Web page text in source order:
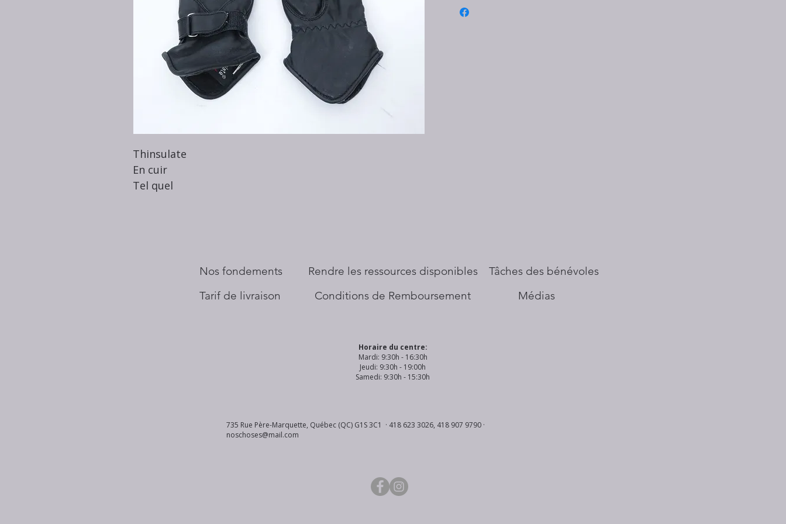
Thinsulate
En cuir
Tel quel
Nos fondements
Tarif de livraison
​Rendre les ressources disponibles
Conditions de Remboursement
Tâches des bénévoles
Médias
Horaire du centre:
Mardi: 9:30h - 16:30h
Jeudi: 9:30h - 19:00h
Samedi: 9:30h - 15:30h
735 Rue Père-Marquette, Québec (QC) G1S 3C1 · 418 623 3026, 418 907 9790 ·
noschoses@mail.com